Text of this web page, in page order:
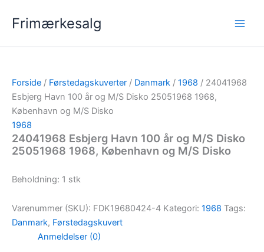
Frimærkesalg
Forside / Førstedagskuverter / Danmark / 1968 / 24041968
Esbjerg Havn 100 år og M/S Disko 25051968 1968,
København og M/S Disko
1968
24041968 Esbjerg Havn 100 år og M/S Disko
25051968 1968, København og M/S Disko
Beholdning: 1 stk
Varenummer (SKU): FDK19680424-4 Kategori: 1968 Tags:
Danmark, Førstedagskuvert
Anmeldelser (0)